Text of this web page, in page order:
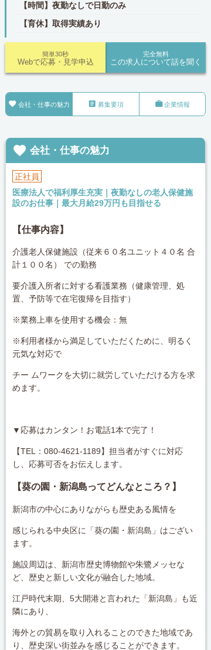
【時間】夜勤なしで日勤のみ
【育休】取得実績あり
完全無料
この求人について話を聞く
簡単30秒
Webで応募・見学申込
 会社・仕事の魅力  募集要項 企業情報
 会社・仕事の魅力
正社員
医療法人で福利厚生充実｜夜勤なしの老人保健施
設のお仕事｜最大月給29万円も目指せる
【仕事内容】
介護老人保健施設（従来６０名ユニット４０名 合
計１００名） での勤務
要介護入所者に対する看護業務（健康管理、処
置、予防等で在宅復帰を目指す）
※業務上車を使用する機会：無
※利用者様から満足していただくために、明るく
元気な対応で
チー ムワークを大切に就労していただける方を求
めます。
▼応募はカンタン！お電話1本で完了！
【TEL：080-4621-1189】担当者がすぐに対応
し、応募可否をお伝えします。
【葵の園・新潟島ってどんなところ？】
新潟市の中心にありながらも歴史ある風情を
感じられる中央区に「葵の園・新潟島」はござい
ます。
施設周辺は、新潟市歴史博物館や朱鷺メッセな
ど、歴史と新しい文化が融合した地域。
江戸時代末期、5大開港と言われた「新潟島」も近
隣にあり、
海外との貿易を取り入れることのできた地域であ
り、歴史深い街並みを感じることができます。